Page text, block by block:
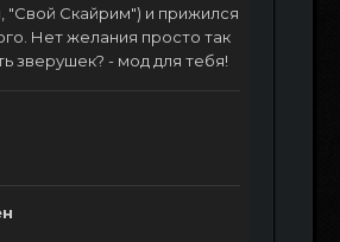
"Свой Скайрим") и прижился
Нет желания просто так
зверушек? - мод для тебя!